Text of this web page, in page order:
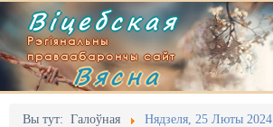
Віцебская
Рэгіянальны
праваабарончы сайт
Вясна
Вы тут: Галоўная Нядзеля, 25 Люты 2024
Галоўная
Адміністрацыйны перасьлед
Выданьні